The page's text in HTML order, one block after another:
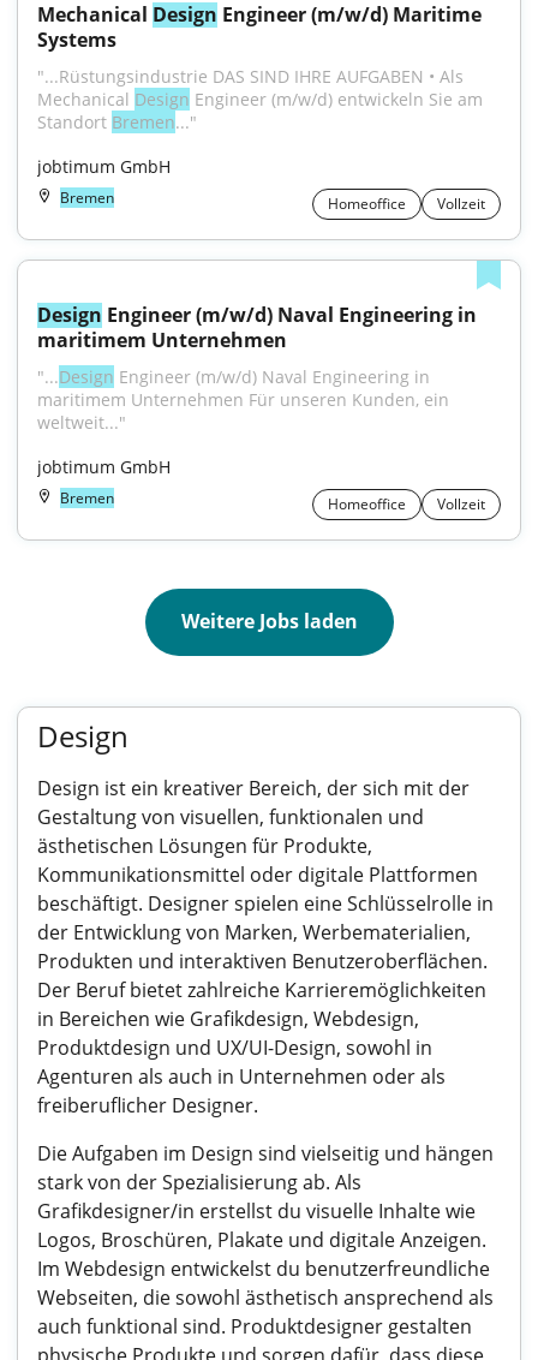
Mechanical Design Engineer (m/w/d) Maritime
Systems
"...Rüstungsindustrie DAS SIND IHRE AUFGABEN • Als
Mechanical Design Engineer (m/w/d) entwickeln Sie am
Standort Bremen..."
jobtimum GmbH
Bremen Homeoffice Vollzeit
Design Engineer (m/w/d) Naval Engineering in
maritimem Unternehmen
"...Design Engineer (m/w/d) Naval Engineering in
maritimem Unternehmen Für unseren Kunden, ein
weltweit..."
jobtimum GmbH
Bremen Homeoffice Vollzeit
Weitere Jobs laden
Design
Design ist ein kreativer Bereich, der sich mit der
Gestaltung von visuellen, funktionalen und
ästhetischen Lösungen für Produkte,
Kommunikationsmittel oder digitale Plattformen
beschäftigt. Designer spielen eine Schlüsselrolle in
der Entwicklung von Marken, Werbematerialien,
Produkten und interaktiven Benutzeroberflächen.
Der Beruf bietet zahlreiche Karrieremöglichkeiten
in Bereichen wie Grafikdesign, Webdesign,
Produktdesign und UX/UI-Design, sowohl in
Agenturen als auch in Unternehmen oder als
freiberuflicher Designer.
Die Aufgaben im Design sind vielseitig und hängen
stark von der Spezialisierung ab. Als
Grafikdesigner/in erstellst du visuelle Inhalte wie
Logos, Broschüren, Plakate und digitale Anzeigen.
Im Webdesign entwickelst du benutzerfreundliche
Webseiten, die sowohl ästhetisch ansprechend als
auch funktional sind. Produktdesigner gestalten